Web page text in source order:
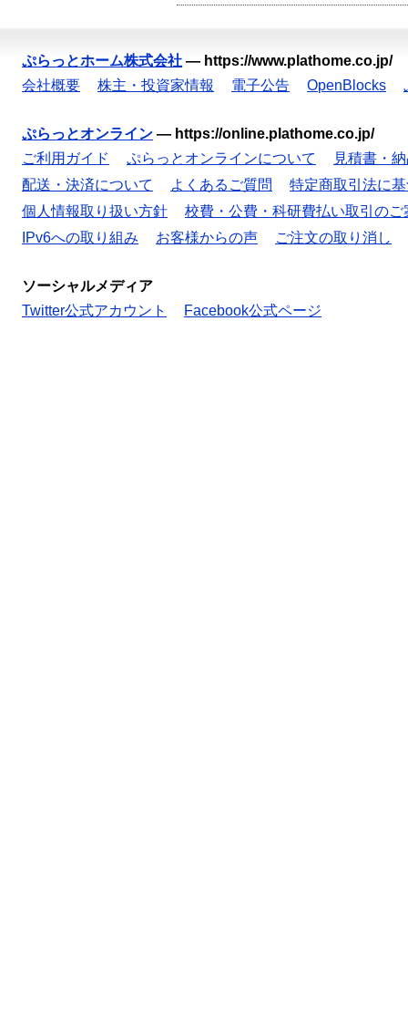
ぷらっとホーム株式会社 — https://www.plathome.co.jp/
会社概要
株主・投資家情報 電子公告 OpenBlocks
ぷらっとオンライン — https://online.plathome.co.jp/
ご利用ガイド
ぷらっとオンラインについて
見積書・
配送・決済について
よくあるご質問
特定商取引法に
個人情報取り扱い方針
校費・公費・科研費払い取引のご
IPv6への取り組み
お客様からの声 ご注文の取り消し
ソーシャルメディア
Twitter公式アカウント
Facebook公式ページ